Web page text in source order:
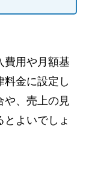
費用や月額基
料金に設定し
や、売上の見
よいでしょ